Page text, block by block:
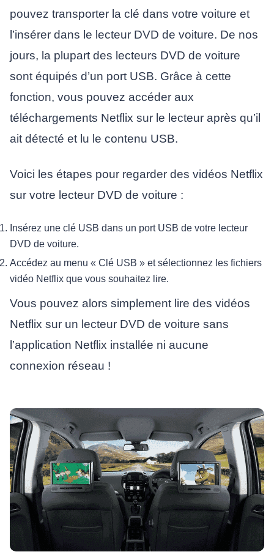
pouvez transporter la clé dans votre voiture et
l’insérer dans le lecteur DVD de voiture. De nos
jours, la plupart des lecteurs DVD de voiture
sont équipés d’un port USB. Grâce à cette
fonction, vous pouvez accéder aux
téléchargements Netflix sur le lecteur après qu’il
ait détecté et lu le contenu USB.
Voici les étapes pour regarder des vidéos Netflix
sur votre lecteur DVD de voiture :
Insérez une clé USB dans un port USB de votre lecteur
DVD de voiture.
Accédez au menu « Clé USB » et sélectionnez les fichiers
vidéo Netflix que vous souhaitez lire.
Vous pouvez alors simplement lire des vidéos
Netflix sur un lecteur DVD de voiture sans
l’application Netflix installée ni aucune
connexion réseau !